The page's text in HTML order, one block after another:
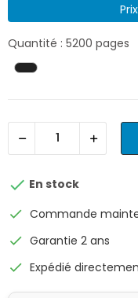
Quantité : 5200 pages
 En stock
check Commande
check Garantie 2 ans
check Expédié